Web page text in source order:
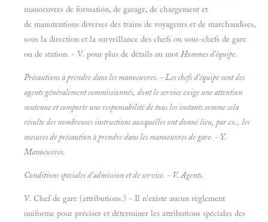
manoeuvres de formation, de garage, de chargement et
de manutentions diverses des trains de voyageurs et de marchandises,
sous la direction et la surveillance des chefs ou sous-chefs de gare
ou de station. - V. pour plus de détails au motHommes d'équipe.
Précautions à prendre dans les manoeuvres. - Les chefs d'équipe sont des
agents généralement commissionnés, dont le service exige une attention
soutenue et comporte une responsabilité de tous les instants comme cela
résulte des nombreuses instructions auxquelles ont donné lieu, par ex., les
mesures de précaution à prendre dans les manoeuvres de gare. - Y.
Manoeuvres.
Conditions spèciales d'admission et de service. - V.Agents.
V. Chef de gare (attributions.) - Il n'existe aucun règlement
uniforme pour préciser et déterminer les attributions spéciales des